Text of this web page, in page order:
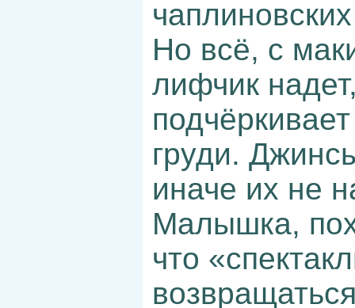
Но всё, с
лифчик
груди.
иначе их не
Малышка,
что